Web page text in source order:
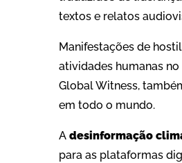
textos e relatos
Manifestações de
atividades humanas
Global Witness,
em todo o mundo.
A desinformação
para as plataformas